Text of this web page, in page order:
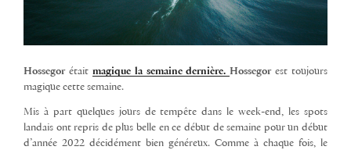
Hossegorétait magique la semaine dernière.Hossegorest toujours
magique cette semaine.
Mis à part quelques jours de tempête dans le week-end, les spots
landais ont repris de plus belle en ce début de semaine pour un début
d’année 2022 décidément bien généreux. Comme à chaque fois, le